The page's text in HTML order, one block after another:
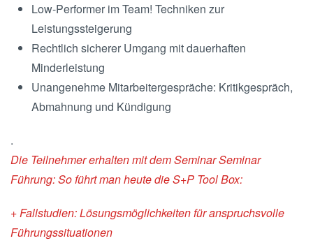
Low-Performer im Team! Techniken zur
Leistungssteigerung
Rechtlich sicherer Umgang mit dauerhaften
Minderleistung
Unangenehme Mitarbeitergespräche: Kritikgespräch,
Abmahnung und Kündigung
.
Die Teilnehmer erhalten mit dem Seminar Seminar
Führung: So führt man heute die S+P Tool Box:
+ Fallstudien: Lösungsmöglichkeiten für anspruchsvolle
Führungssituationen